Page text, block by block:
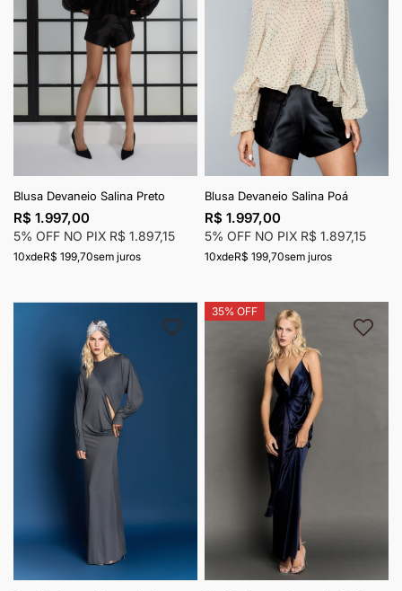
Blusa Devaneio Salina Preto
R$ 1.997,00
5% OFF NO PIX R$ 1.897,15
10xdeR$ 199,70sem juros
Blusa Devaneio Salina Poá
R$ 1.997,00
5% OFF NO PIX R$ 1.897,15
10xdeR$ 199,70sem juros
Adicionar à lista de desejos
35% OFF